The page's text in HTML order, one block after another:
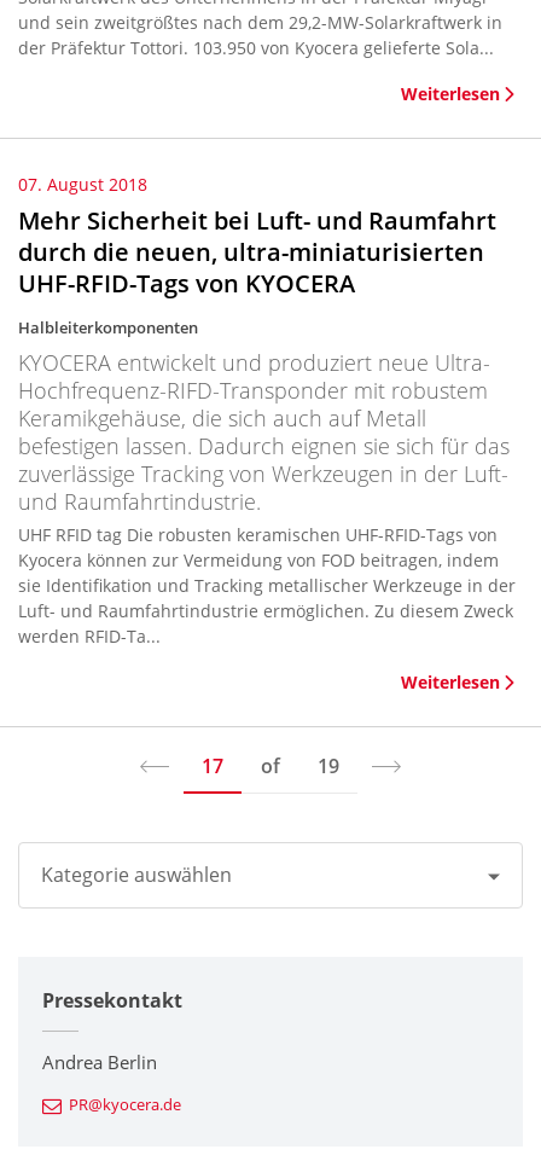
und sein zweitgrößtes nach dem 29,2-MW-Solarkraftwerk in
der Präfektur Tottori. 103.950 von Kyocera gelieferte Sola...
Weiterlesen
07. August 2018
Mehr Sicherheit bei Luft- und Raumfahrt
durch die neuen, ultra-miniaturisierten
UHF-RFID-Tags von KYOCERA
Halbleiterkomponenten
KYOCERA entwickelt und produziert neue Ultra-
Hochfrequenz-RIFD-Transponder mit robustem
Keramikgehäuse, die sich auch auf Metall
befestigen lassen. Dadurch eignen sie sich für das
zuverlässige Tracking von Werkzeugen in der Luft-
und Raumfahrtindustrie.
UHF RFID tag Die robusten keramischen UHF-RFID-Tags von
Kyocera können zur Vermeidung von FOD beitragen, indem
sie Identifikation und Tracking metallischer Werkzeuge in der
Luft- und Raumfahrtindustrie ermöglichen. Zu diesem Zweck
werden RFID-Ta...
Weiterlesen
17 of 19
Kategorie auswählen
Unternehmen
Drucker / Multifunktionsgeräte
Feinkeramik-Komponenten
Pressekontakt
Andrea Berlin
PR@kyocera.de